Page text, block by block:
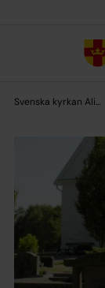
Svenska kyrkan Alingsås